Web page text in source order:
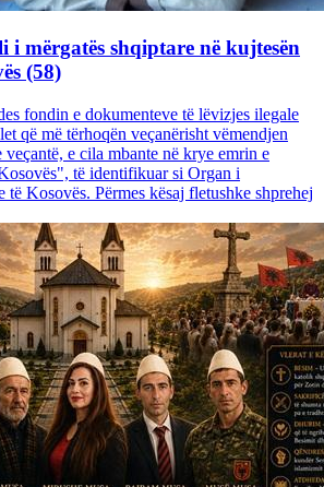
i mërgatës shqiptare në kujtesën
(58)
fondin e dokumenteve të lëvizjes ilegale
që më tërhoqën veçanërisht vëmendjen
veçantë, e cila mbante në krye emrin e
të identifikuar si Organ i
të Kosovës. Përmes kësaj fletushke shprehej